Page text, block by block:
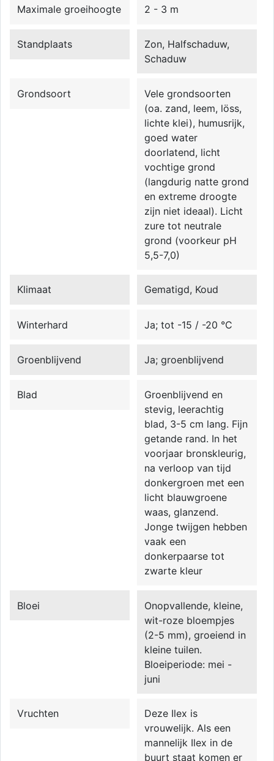
Maximale groeihoogte 2 - 3 m
Standplaats
Zon, Halfschaduw,
Schaduw
Grondsoort
Vele grondsoorten
(oa. zand, leem, löss,
lichte klei), humusrijk,
goed water
doorlatend, licht
vochtige grond
(langdurig natte grond
en extreme droogte
zijn niet ideaal). Licht
zure tot neutrale
grond (voorkeur pH
5,5-7,0)
Klimaat Gematigd, Koud
Winterhard Ja; tot -15 / -20 °C
Groenblijvend Ja; groenblijvend
Blad
Groenblijvend en
stevig, leerachtig
blad, 3-5 cm lang. Fijn
getande rand. In het
voorjaar bronskleurig,
na verloop van tijd
donkergroen met een
licht blauwgroene
waas, glanzend.
Jonge twijgen hebben
vaak een
donkerpaarse tot
zwarte kleur
Bloei
Onopvallende, kleine,
wit-roze bloempjes
(2-5 mm), groeiend in
kleine tuilen.
Bloeiperiode: mei -
juni
Vruchten
Deze Ilex is
vrouwelijk. Als een
mannelijk Ilex in de
buurt staat komen er